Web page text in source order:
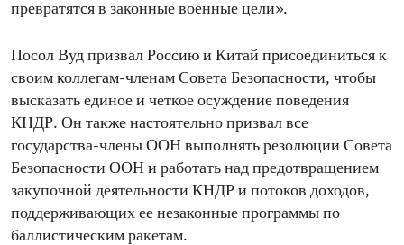
превратятся в законные военные цели».
Посол Вуд призвал Россию и Китай присоединиться к
своим коллегам-членам Совета Безопасности, чтобы
высказать единое и четкое осуждение поведения
КНДР. Он также настоятельно призвал все
государства-члены ООН выполнять резолюции Совета
Безопасности ООН и работать над предотвращением
закупочной деятельности КНДР и потоков доходов,
поддерживающих ее незаконные программы по
баллистическим ракетам.